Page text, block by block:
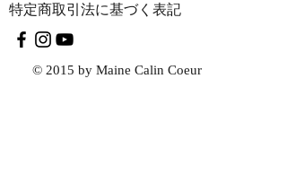
特定商取引法に基づく表記
© 2015 by Maine Calin Coeur